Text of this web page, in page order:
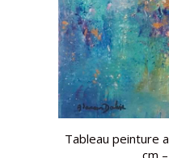
Tableau peinture
cm